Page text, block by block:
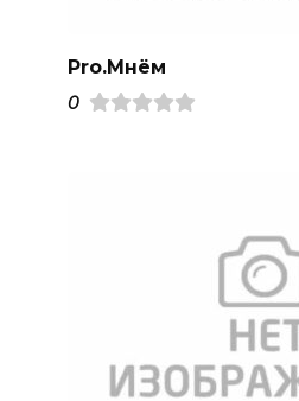
Pro.Mнём
0